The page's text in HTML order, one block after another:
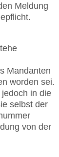
Meldung
Mandanten
worden sei.
in die
selbst der
von der